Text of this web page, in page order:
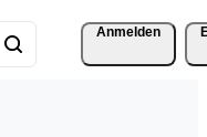
Anmelden